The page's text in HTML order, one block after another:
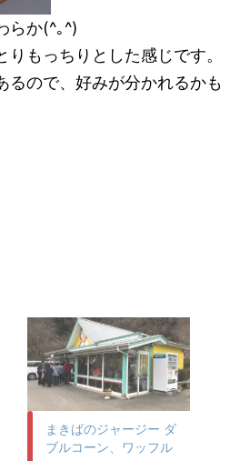
らか(^｡^)
もっちりとした感じです。
るので、好みが分かれるかも
まきばのジャージー ダ
ブルコーン、ワッフル